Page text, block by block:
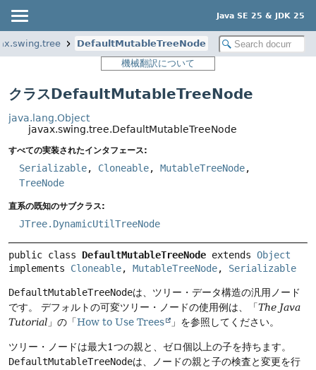
Java SE 25 & JDK 25
DefaultMutableTreeNode
機械翻訳について
クラスDefaultMutableTreeNode
java.lang.Object
javax.swing.tree.DefaultMutableTreeNode
すべての実装されたインタフェース:
Serializable, Cloneable, MutableTreeNode,
TreeNode
直系の既知のサブクラス:
JTree.DynamicUtilTreeNode
public class DefaultMutableTreeNode extends Object
implements Cloneable, MutableTreeNode, Serializable
DefaultMutableTreeNodeは、ツリー・データ構造の汎用ノード
です。
デフォルトの可変ツリー・ノードの使用例は、「The Java
Tutorial 」の「How to Use Trees 」を参照してください。
ツリー・ノードは最大1つの親と、ゼロ個以上の子を持ちます。
DefaultMutableTreeNodeは、ノードの親と子の検査と変更を行